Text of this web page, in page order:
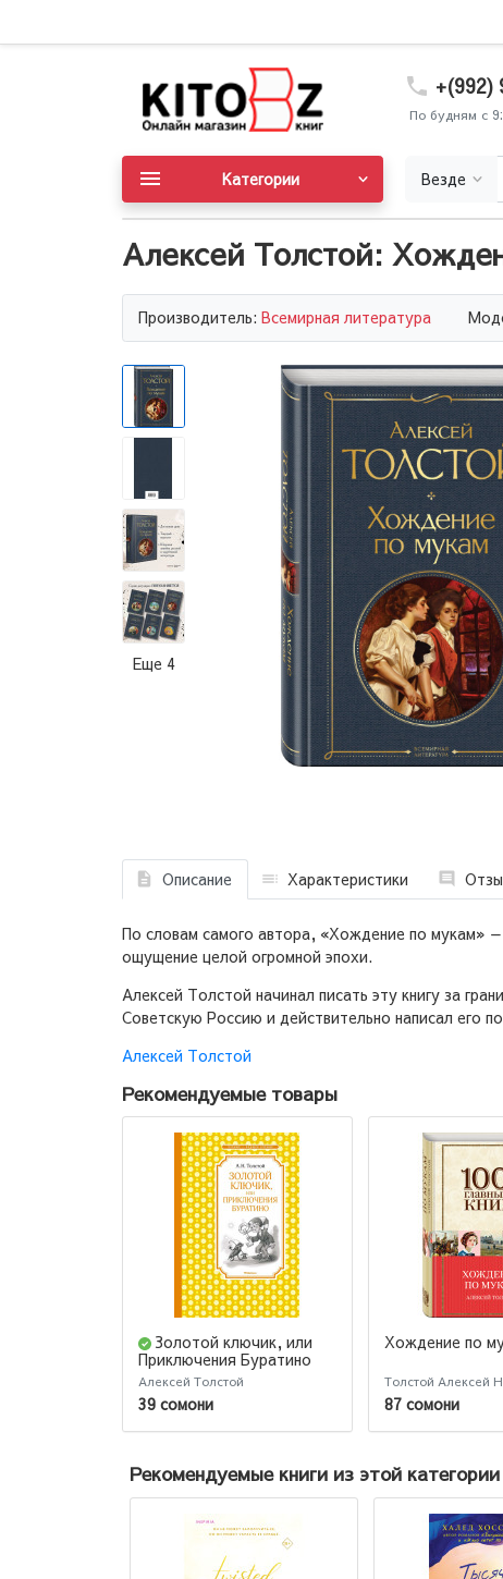
+(992)
По будням с
Везде
Категории
Алексей Толстой:
Производитель: Всемирная литература
Еще 4
Описание Характеристики
По словам самого автора, «Хождение по мукам»
ощущение целой огромной эпохи.
Алексей Толстой начинал писать эту книгу за
Советскую Россию и действительно написал его
Алексей Толстой
Рекомендуемые товары
Золотой ключик, или
Приключения Буратино
Алексей Толстой
39 сомони
Хождение по
Толстой Алексей
87 сомони
Рекомендуемые книги из этой категории